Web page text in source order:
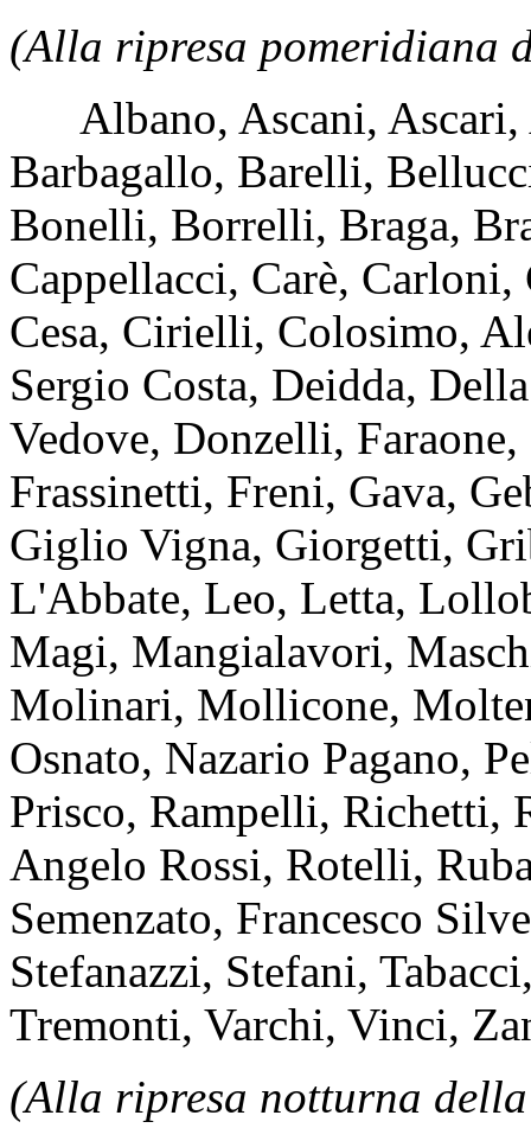
(Alla ripresa pomeridiana
Albano, Ascani, Ascari,
Barbagallo, Barelli,
Bonelli, Borrelli, Braga,
Cappellacci, Carè, Carloni,
Cesa, Cirielli, Colosimo,
Sergio Costa, Deidda,
Vedove, Donzelli,
Frassinetti, Freni, Gava,
Giglio Vigna, Giorgetti,
L'Abbate, Leo, Letta,
Magi, Mangialavori,
Molinari, Mollicone,
Osnato, Nazario Pagano,
Prisco, Rampelli, Richetti,
Angelo Rossi, Rotelli,
Semenzato, Francesco
Stefanazzi, Stefani,
Tremonti, Varchi, Vinci,
(Alla ripresa notturna